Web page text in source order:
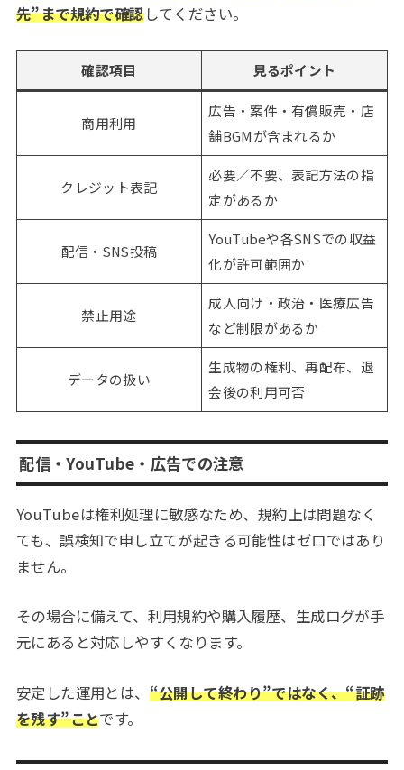
先”まで規約で確認してください。
確認項目 見るポイント
商用利用
広告・案件・有償販売・店
舗BGMが含まれるか
クレジット表記
必要／不要、表記方法の指
定があるか
配信・SNS投稿
YouTubeや各SNSでの収益
化が許可範囲か
禁止用途
成人向け・政治・医療広告
など制限があるか
データの扱い
生成物の権利、再配布、退
会後の利用可否
配信・YouTube・広告での注意
YouTubeは権利処理に敏感なため、規約上は問題なく
ても、誤検知で申し立てが起きる可能性はゼロではあり
ません。
その場合に備えて、利用規約や購入履歴、生成ログが手
元にあると対応しやすくなります。
安定した運用とは、 “公開して終わり”ではなく、“証跡
を残す”ことです。